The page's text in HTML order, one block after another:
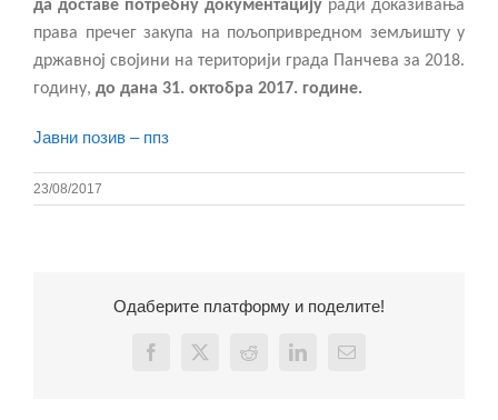
да доставе потребну документацију ради доказивања
права пречег закупа на пољопривредном земљишту у
државној својини на територији града Панчева за 2018.
годину, до дана 31. октобра 2017. године.
Јавни позив – ппз
23/08/2017
Одаберите платформу и поделите!
Facebook
X Reddit LinkedInEmail